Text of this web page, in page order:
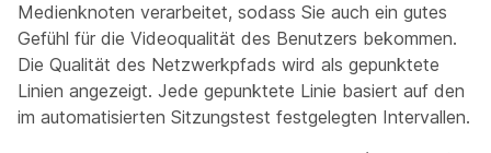
Medienknoten verarbeitet, sodass Sie auch ein gutes
Gefühl für die Videoqualität des Benutzers bekommen.
Die Qualität des Netzwerkpfads wird als gepunktete
Linien angezeigt. Jede gepunktete Linie basiert auf den
im automatisierten Sitzungstest festgelegten Intervallen.